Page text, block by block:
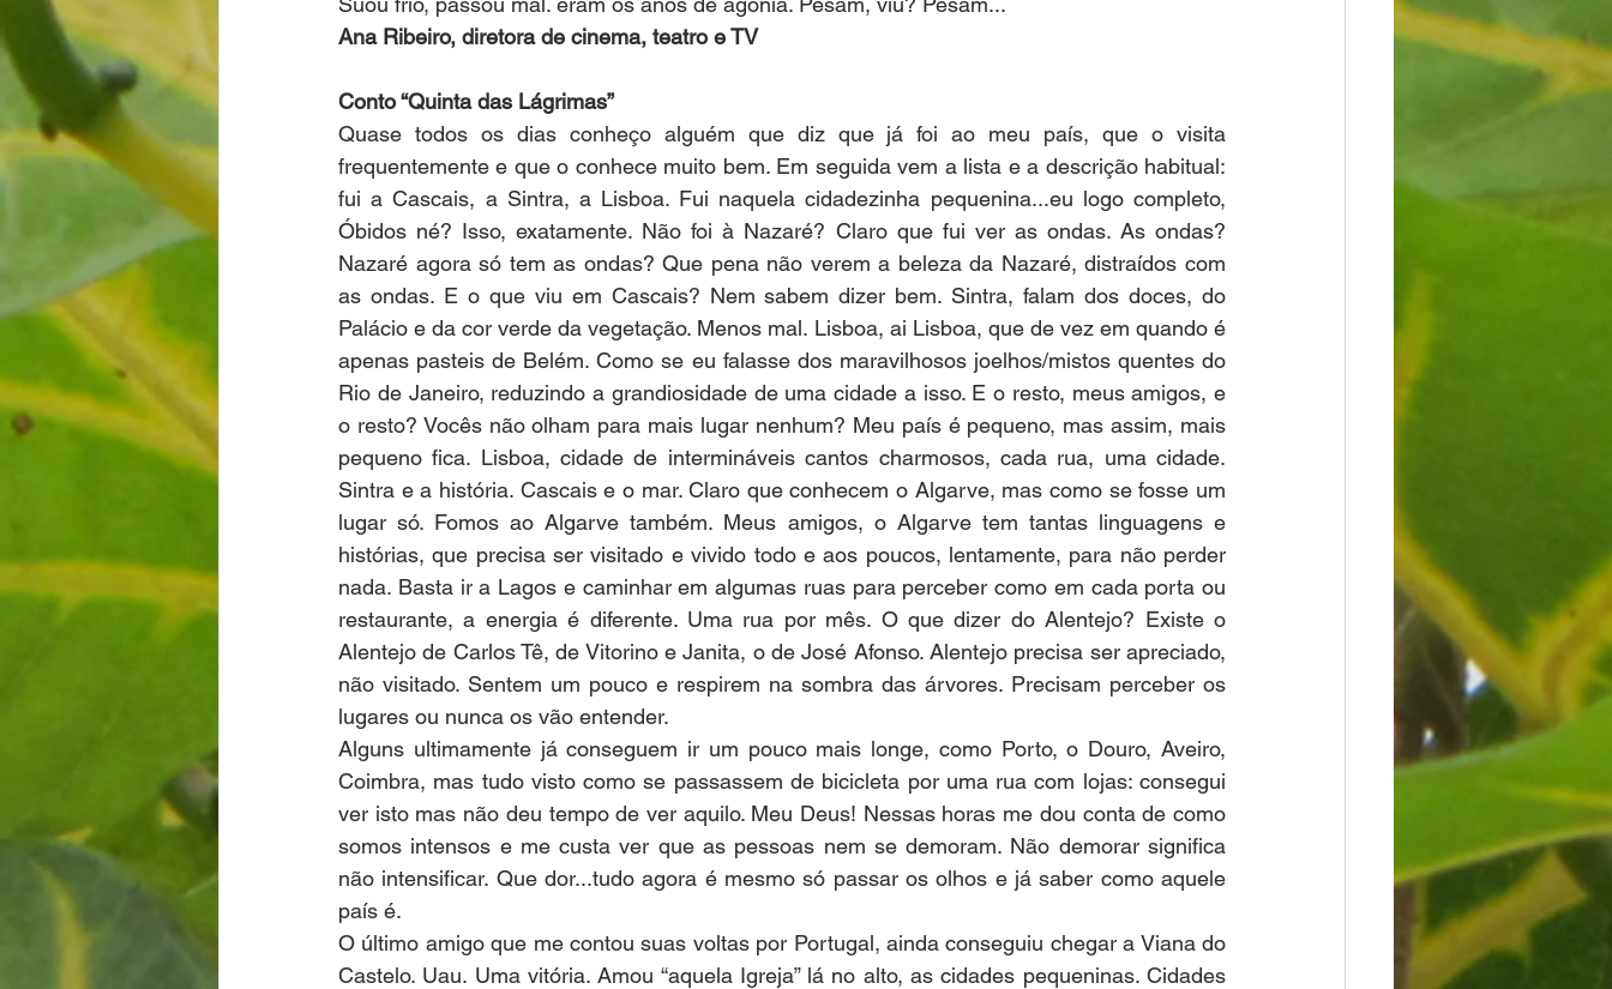
Ana Ribeiro, diretora de cinema, teatro e TV
Conto “Quinta das Lágrimas”
Quase todos os dias conheço alguém que diz que já foi ao meu país, que o visita
frequentemente e que o conhece muito bem. Em seguida vem a lista e a descrição habitual:
fui a Cascais, a Sintra, a Lisboa. Fui naquela cidadezinha pequenina...eu logo completo,
Óbidos né? Isso, exatamente. Não foi à Nazaré? Claro que fui ver as ondas. As ondas?
Nazaré agora só tem as ondas? Que pena não verem a beleza da Nazaré, distraídos com
as ondas. E o que viu em Cascais? Nem sabem dizer bem. Sintra, falam dos doces, do
Palácio e da cor verde da vegetação. Menos mal. Lisboa, ai Lisboa, que de vez em quando é
apenas pasteis de Belém. Como se eu falasse dos maravilhosos joelhos/mistos quentes do
Rio de Janeiro, reduzindo a grandiosidade de uma cidade a isso. E o resto, meus amigos, e
o resto? Vocês não olham para mais lugar nenhum? Meu país é pequeno, mas assim, mais
pequeno fica. Lisboa, cidade de intermináveis cantos charmosos, cada rua, uma cidade.
Sintra e a história. Cascais e o mar. Claro que conhecem o Algarve, mas como se fosse um
lugar só. Fomos ao Algarve também. Meus amigos, o Algarve tem tantas linguagens e
histórias, que precisa ser visitado e vivido todo e aos poucos, lentamente, para não perder
nada. Basta ir a Lagos e caminhar em algumas ruas para perceber como em cada porta ou
restaurante, a energia é diferente. Uma rua por mês. O que dizer do Alentejo? Existe o
Alentejo de Carlos Tê, de Vitorino e Janita, o de José Afonso. Alentejo precisa ser apreciado,
não visitado. Sentem um pouco e respirem na sombra das árvores. Precisam perceber os
lugares ou nunca os vão entender.
Alguns ultimamente já conseguem ir um pouco mais longe, como Porto, o Douro, Aveiro,
Coimbra, mas tudo visto como se passassem de bicicleta por uma rua com lojas: consegui
ver isto mas não deu tempo de ver aquilo. Meu Deus! Nessas horas me dou conta de como
somos intensos e me custa ver que as pessoas nem se demoram. Não demorar significa
não intensificar. Que dor...tudo agora é mesmo só passar os olhos e já saber como aquele
país é.
O último amigo que me contou suas voltas por Portugal, ainda conseguiu chegar a Viana do
Castelo. Uau. Uma vitória. Amou “aquela Igreja” lá no alto, as cidades pequeninas. Cidades